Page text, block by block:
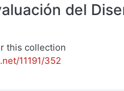
del
this collection
11191/352